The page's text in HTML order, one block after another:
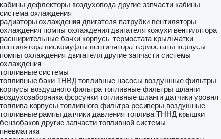
кабины дефлекторы воздуховода другие запчасти кабины
система охлаждения
радиаторы охлаждения двигателя патрубки вентиляторы
охлаждения помпы охлаждения двигателя кожухи вентилятора
расширительные бачки корпусы термостата крыльчатки
вентилятора вискомуфты вентилятора термостаты корпусы
помпы охлаждения двигателя другие запчасти системы
охлаждения
топливные системы
топливные баки ТНВД топливные насосы воздушные фильтры
корпусы воздушного фильтра топливные фильтры шланги
воздухозаборника форсунки топливные шланги датчики уровня
топлива корпусы топливного фильтра ресиверы воздушные
топливные рампы датчики давления топлива ТННД крышки
бензобаков другие запчасти топливной системы
пневматика